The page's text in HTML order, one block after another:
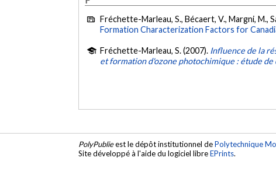
Fréchette-Marleau, S., Bécaert, V., Margni, M.,
Formation Characterization Factors for
Fréchette-Marleau, S. (2007). Influence de la
et formation d'ozone photochimique : étude de
PolyPublieest le dépôt institutionnel dePolytechnique
Site développé à l'aide du logiciel libreEPrints.